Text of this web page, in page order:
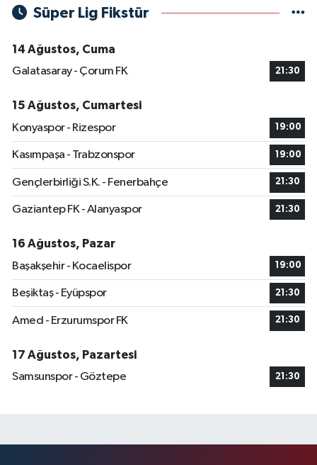
Süper Lig Fikstür
14 Ağustos, Cuma
Galatasaray - Çorum FK
21:30
15 Ağustos, Cumartesi
Konyaspor - Rizespor
19:00
Kasımpaşa - Trabzonspor 19:00
Gençlerbirliği S.K. - Fenerbahçe 21:30
Gaziantep FK - Alanyaspor 21:30
16 Ağustos, Pazar
Başakşehir - Kocaelispor
19:00
Beşiktaş - Eyüpspor 21:30
Amed - Erzurumspor FK 21:30
17 Ağustos, Pazartesi
Samsunspor - Göztepe
21:30